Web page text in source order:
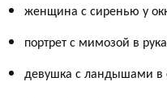
женщина с сиренью у
портрет с мимозой в
девушка с ландышами в